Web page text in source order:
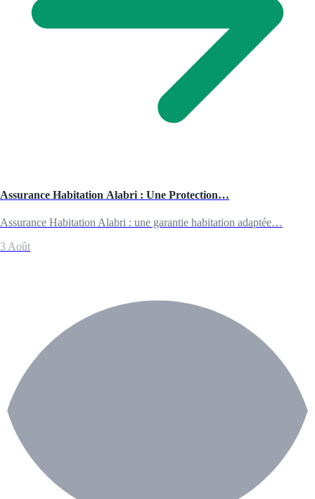
Assurance Habitation Alabri : Une Protection…
Assurance Habitation Alabri : une garantie habitation adaptée…
3 Août